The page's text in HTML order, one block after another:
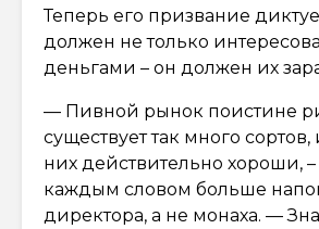
Теперь его призвание
должен не только
деньгами – он должен их
— Пивной рынок поистине
существует так много
них действительно хороши, –
каждым словом больше
директора, а не монаха. —